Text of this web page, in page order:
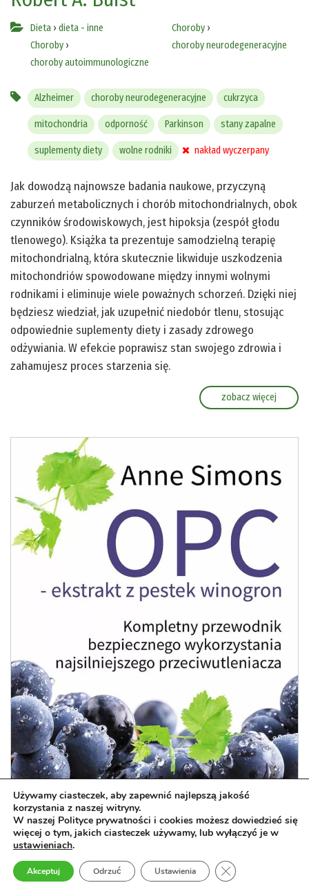
Dieta › dieta - inne
Choroby ›
choroby autoimmunologiczne
Choroby›
choroby neurodegeneracyjne
Alzheimer choroby neurodegeneracyjne cukrzyca
mitochondria odporność Parkinson stany zapalne
suplementy diety wolne rodniki nakład wyczerpany
Jak dowodzą najnowsze badania naukowe, przyczyną
zaburzeń metabolicznych i chorób mitochondrialnych, obok
czynników środowiskowych, jest hipoksja (zespół głodu
tlenowego). Książka ta prezentuje samodzielną terapię
mitochondrialną, która skutecznie likwiduje uszkodzenia
mitochondriów spowodowane między innymi wolnymi
rodnikami i eliminuje wiele poważnych schorzeń. Dzięki niej
będziesz wiedział, jak uzupełnić niedobór tlenu, stosując
odpowiednie suplementy diety i zasady zdrowego
odżywiania. W efekcie poprawisz stan swojego zdrowia i
zahamujesz proces starzenia się.
zobacz więcej
OPC – ekstrakt z pestek winogron
Używamy ciasteczek, aby zapewnić najlepszą jakość
korzystania z naszej witryny.
W naszej Polityce prywatności i cookies możesz dowiedzieć się
więcej o tym, jakich ciasteczek używamy, lub wyłączyć je w
ustawieniach.
Akceptuj Odrzuć Ustawienia Zamknij panel